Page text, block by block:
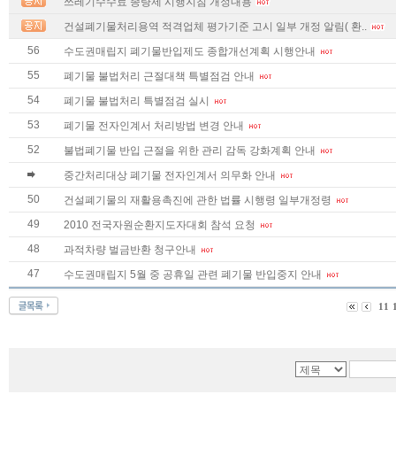
건설폐기물처리용역 적격업체 평가기준 고시 일부 개정 알림( 환..
56
수도권매립지 폐기물반입제도 종합개선계획 시행안내
55
폐기물 불법처리 근절대책 특별점검 안내
54
폐기물 불법처리 특별점검 실시
53
폐기물 전자인계서 처리방법 변경 안내
52
불법폐기물 반입 근절을 위한 관리 감독 강화계획 안내
중간처리대상 폐기물 전자인계서 의무화 안내
50
건설폐기물의 재활용촉진에 관한 법률 시행령 일부개정령
49
2010 전국자원순환지도자대회 참석 요청
48
과적차량 벌금반환 청구안내
47
수도권매립지 5월 중 공휴일 관련 폐기물 반입중지 안내
11